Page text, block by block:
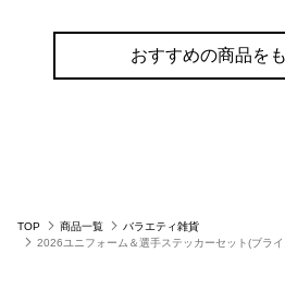
おすすめの商品を
TOP 商品一覧
バラエティ雑貨
2026ユニフォーム＆選手ステッカーセット(ブラ